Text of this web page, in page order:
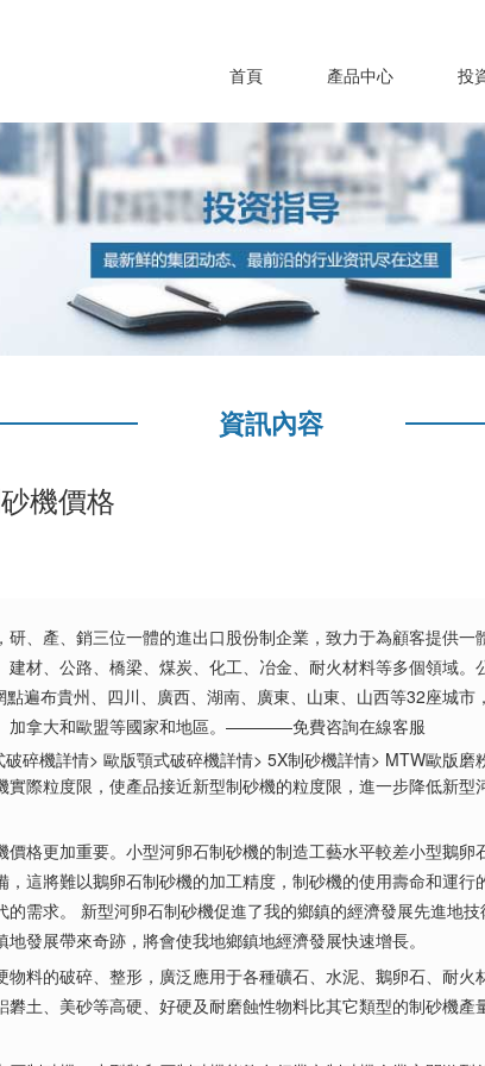
首頁 產品中心 投
資訊內容
機價格
、產、銷三位一體的進出口股份制企業，致力于為顧客提供
材、公路、橋梁、煤炭、化工、冶金、耐火材料等多個領域
遍布貴州、四川、廣西、湖南、廣東、山東、山西等32座城市
加拿大和歐盟等國家和地區。————免費咨詢在線客服
碎機詳情> 歐版顎式破碎機詳情> 5X制砂機詳情> MTW歐版
粒度限，使產品接近新型制砂機的粒度限，進一步降低新型
更加重要。小型河卵石制砂機的制造工藝水平較差小型鵝卵
這將難以鵝卵石制砂機的加工精度，制砂機的使用壽命和運
需求。 新型河卵石制砂機促進了我的鄉鎮的經濟發展先進地
發展帶來奇跡，將會使我地鄉鎮地經濟發展快速增長。
的破碎、整形，廣泛應用于各種礦石、水泥、鵝卵石、耐火
土、美砂等高硬、好硬及耐磨蝕性物料比其它類型的制砂機